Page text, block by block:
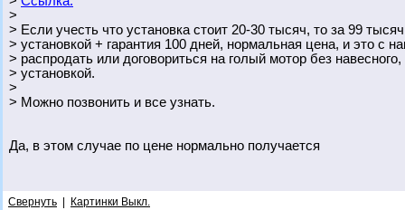
>
> Если учесть что установка стоит 20-30 тысяч, то за 99
> установкой + гарантия 100 дней, нормальная цена, и это с
> распродать или договориться на голый мотор без
> установкой.
>
> Можно позвонить и все узнать.
Да, в этом случае по цене нормально получается
Свернуть Картинки Выкл.